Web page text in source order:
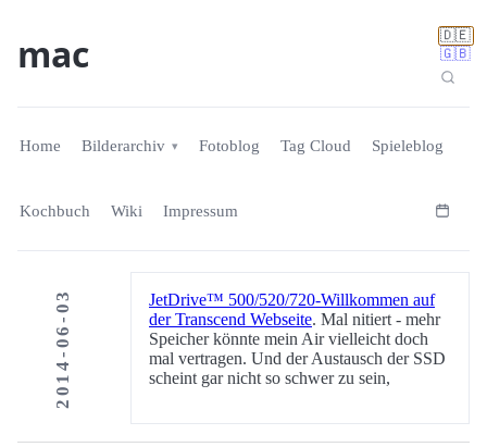
🇩🇪
🇬🇧
mac
Home Bilderarchiv Fotoblog Tag Cloud Spieleblog
Kochbuch Wiki Impressum
2014-06-03
JetDrive™ 500/520/720-Willkommen auf
der Transcend Webseite. Mal nitiert - mehr
Speicher könnte mein Air vielleicht doch
mal vertragen. Und der Austausch der SSD
scheint gar nicht so schwer zu sein,